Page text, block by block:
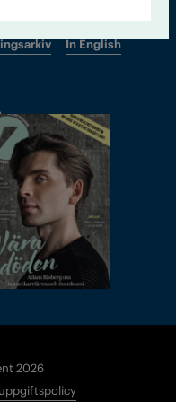
In English
2026